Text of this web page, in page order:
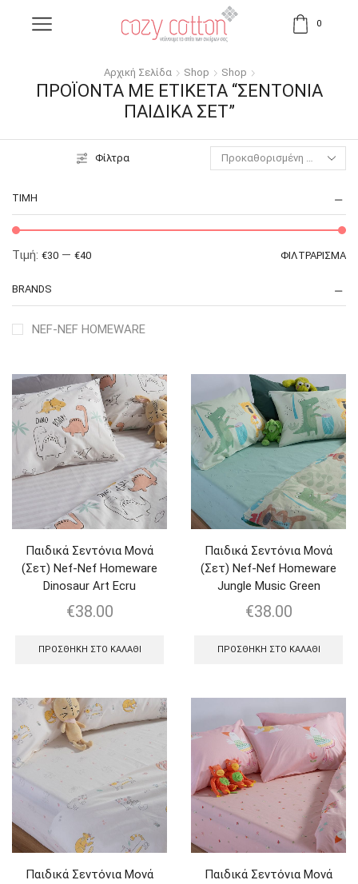
0
Αρχική Σελίδα Shop Shop
ΠΡΟΪΌΝΤΑ ΜΕ ΕΤΙΚΈΤΑ “ΣΕΝΤΌΝΙΑ
ΠΑΙΔΙΚΆ ΣΕΤ”
Φίλτρα
ΤΙΜΉ
ΦΙΛΤΡΆΡΙΣΜΑ
Τιμή: €30 — €40
BRANDS
NEF-NEF HOMEWARE
Παιδικά Σεντόνια Μονά
(Σετ) Nef-Nef Homeware
Dinosaur Art Ecru
€38.00
ΠΡΟΣΘΉΚΗ ΣΤΟ ΚΑΛΆΘΙ
Παιδικά Σεντόνια Μονά
(Σετ) Nef-Nef Homeware
Jungle Music Green
€38.00
ΠΡΟΣΘΉΚΗ ΣΤΟ ΚΑΛΆΘΙ
Παιδικά Σεντόνια Μονά
Παιδικά Σεντόνια Μονά